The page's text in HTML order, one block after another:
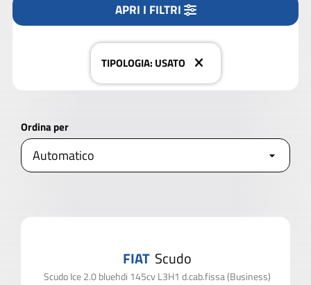
APRI I FILTRI
CERCA NEL NOSTRO PARCO AUTO
TIPOLOGIA: USATO
Alimentazione
CHIUDI I FILTRI
Ordina per
FIAT Scudo
Scudo Ice 2.0 bluehdi 145cv L3H1 d.cab.fissa (Business)